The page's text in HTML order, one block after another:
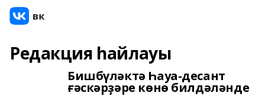
Редакция һайлауы
Бишбүләктә Һауа-десант
ғәскәрҙәре көнө билдәләнде